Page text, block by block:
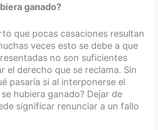
ganado?
que pocas casaciones resultan
veces esto se debe a que
no son suficientes
el derecho que se reclama. Sin
pasaría si al interponerse el
hubiera ganado? Dejar de
significar renunciar a un fallo